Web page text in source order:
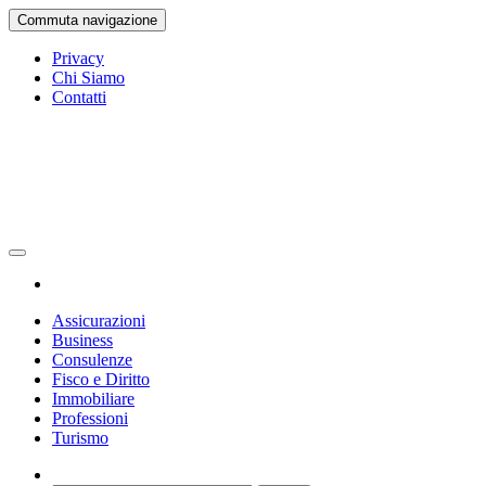
Vai
al
contenuto
Commuta navigazione
Privacy
Chi Siamo
Contatti
Assicurazioni
Business
Consulenze
Fisco e Diritto
Immobiliare
Professioni
Turismo